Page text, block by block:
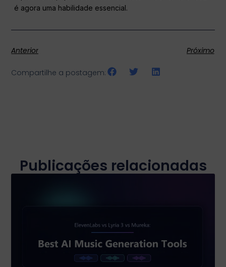
é agora uma habilidade essencial.
Anterior Próximo
Compartilhe a postagem:
Publicações relacionadas